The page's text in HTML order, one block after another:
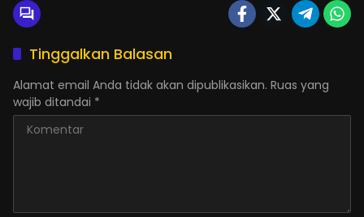
Tinggalkan Balasan
Alamat email Anda tidak akan dipublikasikan. Ruas yang
wajib ditandai *